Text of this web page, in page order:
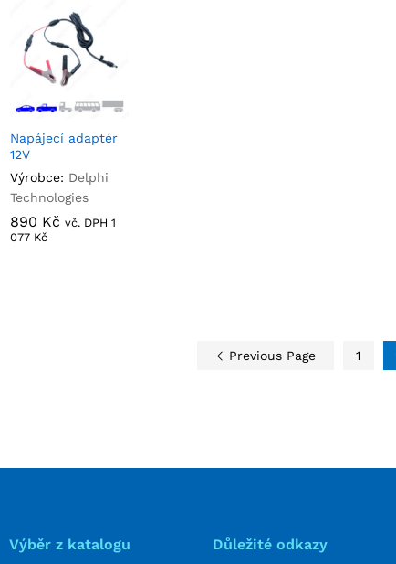
Napájecí adaptér
12V
Výrobce: Delphi
Technologies
890 Kč vč. DPH1
077 Kč
890 Kč
1
077 Kč
Previous Page 1
Výběr z katalogu Důležité odkazy